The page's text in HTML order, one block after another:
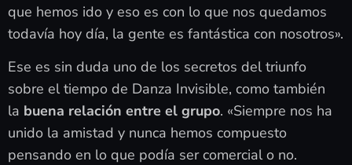
que hemos ido y eso es con lo que nos quedamos
todavía hoy día, la gente es fantástica con nosotros».
Ese es sin duda uno de los secretos del triunfo
sobre el tiempo de Danza Invisible, como también
la buena relación entre el grupo. «Siempre nos ha
unido la amistad y nunca hemos compuesto
pensando en lo que podía ser comercial o no.